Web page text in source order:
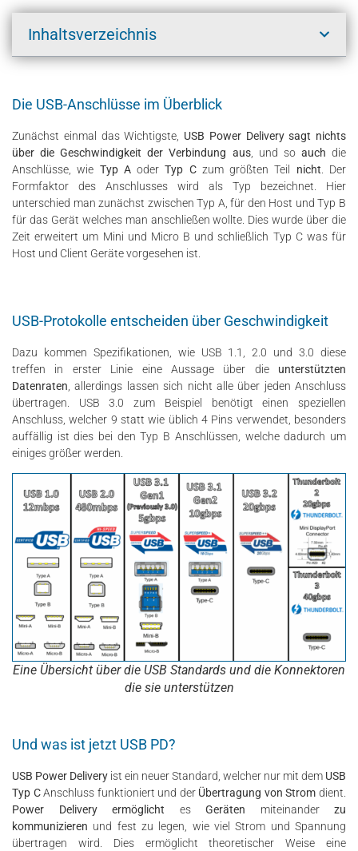
Inhaltsverzeichnis
Die USB-Anschlüsse im Überblick
Zunächst einmal das Wichtigste, USB Power Delivery sagt nichts
über die Geschwindigkeit der Verbindung aus, und so auch die
Anschlüsse, wie Typ AoderTyp Czum größten Teil nicht . Der
Formfaktor des Anschlusses wird als Typ bezeichnet. Hier
unterschied man zunächst zwischen Typ A, für den Host und Typ B
für das Gerät welches man anschließen wollte. Dies wurde über die
Zeit erweitert um Mini und Micro B und schließlich Typ C was für
Host und Client Geräte vorgesehen ist.
USB-Protokolle entscheiden über Geschwindigkeit
Dazu kommen Spezifikationen, wie USB 1.1, 2.0 und 3.0 diese
treffen in erster Linie eine Aussage über die unterstützten
Datenraten , allerdings lassen sich nicht alle über jeden Anschluss
übertragen. USB 3.0 zum Beispiel benötigt einen speziellen
Anschluss, welcher 9 statt wie üblich 4 Pins verwendet, besonders
auffällig ist dies bei den Typ B Anschlüssen, welche dadurch um
einiges größer werden.
Eine Übersicht über die USB Standards und die Konnektoren
die sie unterstützen
Und was ist jetzt USB PD?
USB Power Delivery ist ein neuer Standard, welcher nur mit dem USB
Typ CAnschluss funktioniert und der Übertragung von Strom dient.
Power Delivery
ermöglicht es Geräten miteinander zu
kommunizieren und fest zu legen, wie viel Strom und Spannung
übertragen wird. Dies ermöglicht theoretischer Weise eine